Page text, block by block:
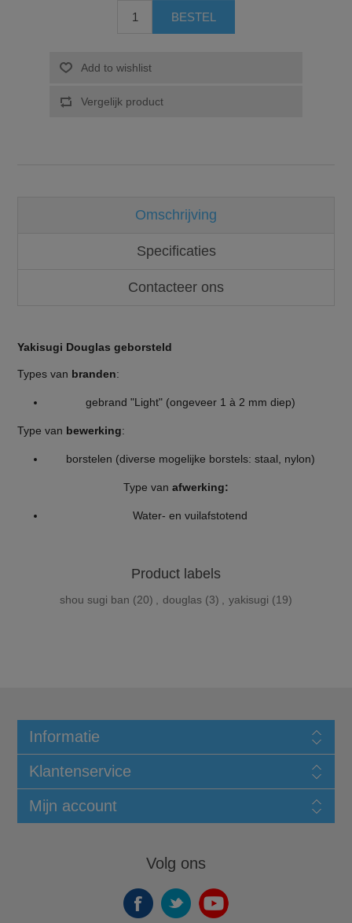
Omschrijving
Specificaties
Contacteer ons
Yakisugi Douglas geborsteld
Types van branden:
gebrand "Light" (ongeveer 1 à 2 mm diep)
Type van bewerking:
borstelen (diverse mogelijke borstels: staal, nylon)
Type van afwerking:
Water- en vuilafstotend
Product labels
shou sugi ban (20) douglas (3) yakisugi (19)
Informatie
Klantenservice
Mijn account
Volg ons